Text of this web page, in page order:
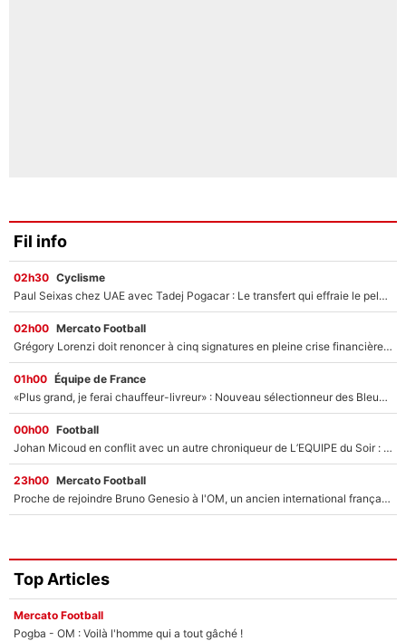
Fil info
02h30 Cyclisme
Paul Seixas chez UAE avec Tadej Pogacar : Le transfert qui effraie le peloton, «c’est la pire des choses qui puisse arriver»
02h00 Mercato Football
Grégory Lorenzi doit renoncer à cinq signatures en pleine crise financière : L’IA propose sept noms à l’OM pour un mercato réussi... à seulement 5M€ !
01h00 Équipe de France
«Plus grand, je ferai chauffeur-livreur» : Nouveau sélectionneur des Bleus, Zinédine Zidane s’était imaginé un avenir très différent lorsqu'il était enfant
00h00 Football
Johan Micoud en conflit avec un autre chroniqueur de L’EQUIPE du Soir : «Pendant un moment, je ne les ai pas remis ensemble dans l'émission»
23h00 Mercato Football
Proche de rejoindre Bruno Genesio à l'OM, un ancien international français va finalement débarquer... sur RMC !
Top Articles
Mercato Football
Pogba - OM : Voilà l'homme qui a tout gâché !